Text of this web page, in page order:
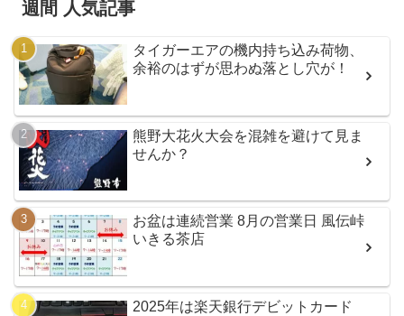
週間 人気記事
タイガーエアの機内持ち込み荷物、
余裕のはずが思わぬ落とし穴が！
熊野大花火大会を混雑を避けて見ま
せんか？
お盆は連続営業 8月の営業日 風伝峠
いきる茶店
2025年は楽天銀行デビットカード